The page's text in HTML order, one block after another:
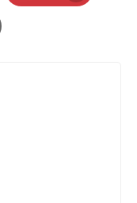
Pinterest